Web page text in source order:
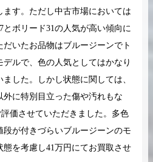
ます。ただし中古市場においては
とボリード31の人気が高い傾向に
いたお品物はブルージーンでト
デルで、色の人気としてはかなり
した。しかし状態に関しては、
に特別目立った傷や汚れもな
価させていただきました。多色
段が付きづらいブルージーンのモ
を考慮し41万円にてお買取させ